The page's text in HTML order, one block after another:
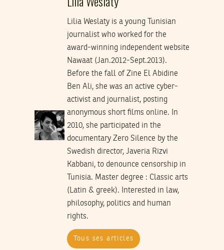
Lilia Weslaty is a young Tunisian
journalist who worked for the
award-winning independent website
Nawaat (Jan.2012-Sept.2013).
Before the fall of Zine El Abidine
Ben Ali, she was an active cyber-
activist and journalist, posting
anonymous short films online. In
2010, she participated in the
documentary Zero Silence by the
Swedish director, Javeria Rizvi
Kabbani, to denounce censorship in
Tunisia. Master degree : Classic arts
(Latin & greek). Interested in law,
philosophy, politics and human
rights.
Tous ses articles